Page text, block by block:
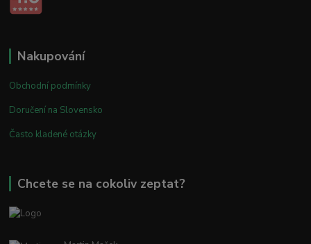
Nakupování
Obchodní podmínky
Doručení na Slovensko
Často kladené otázky
Chcete se na cokoliv zeptat?